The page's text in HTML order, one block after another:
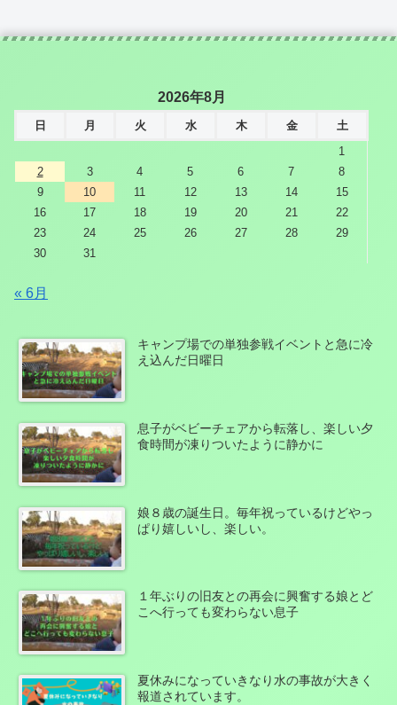
2026年8月
日 月 火 水 木 金
土
1
2
3 4 5 6 7
8
9
10 11 12 13 14
15
16
17 18 19 20 21
22
23
24 25 26 27 28
29
30
31
« 6月
キャンプ場での単独参戦イベントと急に冷
え込んだ日曜日
息子がベビーチェアから転落し、楽しい夕
食時間が凍りついたように静かに
娘８歳の誕生日。毎年祝っているけどやっ
ぱり嬉しいし、楽しい。
１年ぶりの旧友との再会に興奮する娘とど
こへ行っても変わらない息子
夏休みになっていきなり水の事故が大きく
報道されています。